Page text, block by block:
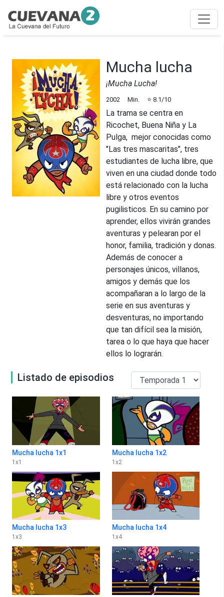
Mucha lucha
¡Mucha Lucha!
2002 Min. ⭐ 8.1/10
La trama se centra en
Ricochet, Buena Niña y La
Pulga, mejor conocidas como
"Las tres mascaritas", tres
estudiantes de lucha libre, que
viven en una ciudad donde todo
está relacionado con la lucha
libre y otros eventos
pugilisticos. En su camino por
aprender, ellos vivirán grandes
aventuras y pelearan por el
honor, familia, tradición y donas.
Además de conocer a
personajes únicos, villanos,
amigos y demás que los
acompañaran a lo largo de la
serie en sus aventuras y
desventuras, no importando
que tan difícil sea la misión,
tarea o lo que haya que hacer
ellos lo lograrán.
Listado de episodios
Mucha lucha 1x1
1 x1
Mucha lucha 1x2
1 x2
Mucha lucha 1x3
1 x3
Mucha lucha 1x4
1 x4